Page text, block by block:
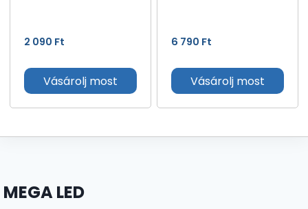
2 090 Ft
Vásárolj most
6 790 Ft
Vásárolj most
MEGA LED